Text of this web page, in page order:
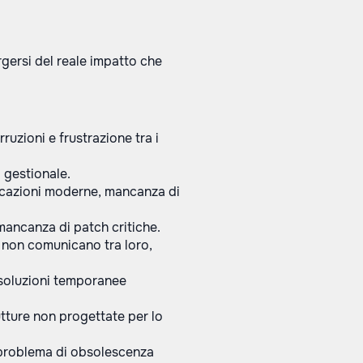
del reale impatto che
e frustrazione tra i
moderne, mancanza di
di patch critiche.
comunicano tra loro,
temporanee
non progettate per lo
di obsolescenza